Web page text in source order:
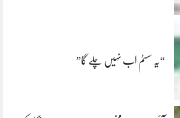
“یہ سسٹم اب نہیں چلے گا”